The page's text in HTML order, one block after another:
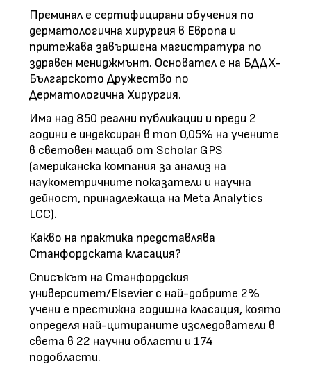
Преминал е сертифицирани обучения по
дерматологична хирургия в Европа и
притежава завършена магистратура по
здравен мениджмънт. Основател е на БДДХ-
Българското Дружество по
Дерматологична Хирургия.
Има над 850 реални публикации и преди 2
години е индексиран в топ 0,05% на учените
в световен мащаб от Scholar GPS
(американска компания за анализ на
наукометричните показатели и научна
дейност, принадлежаща на Meta Analytics
LCC).
Какво на практика представлява
Станфордската класация?
Списъкът на Станфордския
университет/Elsevier с най-добрите 2%
учени е престижна годишна класация, която
определя най-цитираните изследователи в
света в 22 научни области и 174
подобласти.